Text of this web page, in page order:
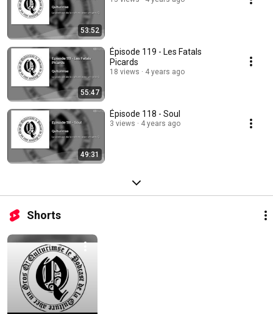
53:52
55:47
Épisode 119 - Les Fatals
Picards
18 views 4 years ago
49:31
Épisode 118 - Soul
3 views 4 years ago
Shorts